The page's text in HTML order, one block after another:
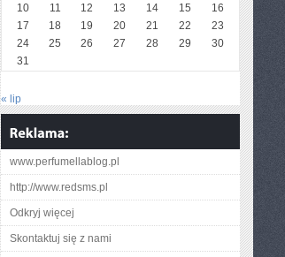
10
11 12 13 14 15
16
17
18 19 20 21 22
23
24
25 26 27 28 29
30
31
« lip
www.perfumellablog.pl
http://www.redsms.pl
Odkryj więcej
Skontaktuj się z nami